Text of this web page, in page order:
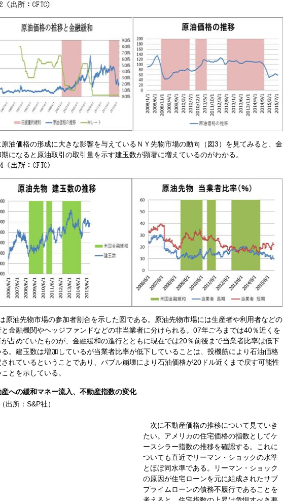
原油価格の形成に大きな影響を与えているＮＹ先物市場の動向（図3）を見てみると、金
になると原油取引の取引量を示す建玉数が顕著に増えているのがわかる。
原油先物市場の参加者割合を示した図である。原油先物市場には生産者や利用者などの
と金融機関やヘッジファンドなどの非当業者に分けられる。07年ごろまでは40％近くを
が占めていたものが、金融緩和の進行とともに現在では20％前後まで当業者比率は低下
る。建玉数は増加しているが当業者比率が低下していることは、投機筋により石油価格
れているということであり、バブル崩壊により石油価格が20ドル近くまで戻す可能性
とを示している。
への緩和マネー流入、不動産指数の変化
出所：S&P社）
次に不動産価格の推移について見ていき
たい。アメリカの住宅価格の指数としてケ
ースシラー指数の推移を確認する。これに
ついても直近でリーマン・ショックの水準
とほぼ同水準である。リーマン・ショック
の原因が住宅ローンを元に組成されたサブ
プライムローンの債務不履行であることを